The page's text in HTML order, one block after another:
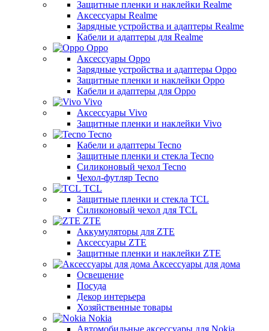
Защитные пленки и наклейки Realme
Аксессуары Realme
Зарядные устройства и адаптеры Realme
Кабели и адаптеры для Realme
Oppo
Аксессуары Oppo
Зарядные устройства и адаптеры Oppo
Защитные пленки и наклейки Oppo
Кабели и адаптеры для Oppo
Vivo
Аксессуары Vivo
Защитные пленки и наклейки Vivo
Tecno
Кабели и адаптеры Tecno
Защитные пленки и стекла Tecno
Силиконовый чехол Tecno
Чехол-футляр Tecno
TCL
Защитные пленки и стекла TCL
Силиконовый чехол для TCL
ZTE
Аккумуляторы для ZTE
Аксессуары ZTE
Защитные пленки и наклейки ZTE
Аксессуары для дома
Освещение
Посуда
Декор интерьера
Хозяйственные товары
Nokia
Автомобильные аксессуары для Nokia